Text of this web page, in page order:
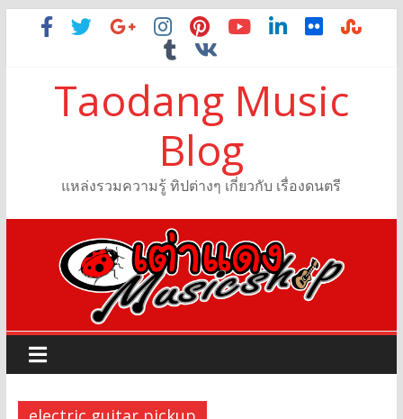
Taodang Music
Blog
แหล่งรวมความรู้ ทิปต่างๆ เกี่ยวกับ เรื่องดนตรี